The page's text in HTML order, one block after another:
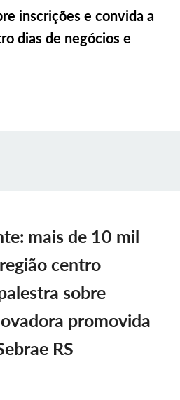
inscrições e convida a
dias de negócios e
mais de 10 mil
centro
sobre
promovida
RS